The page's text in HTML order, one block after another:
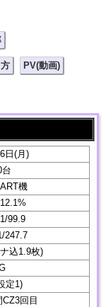
PV(動画)
日(月)
台
機
99.9
247.7
込1.9枚)
定1)
回目